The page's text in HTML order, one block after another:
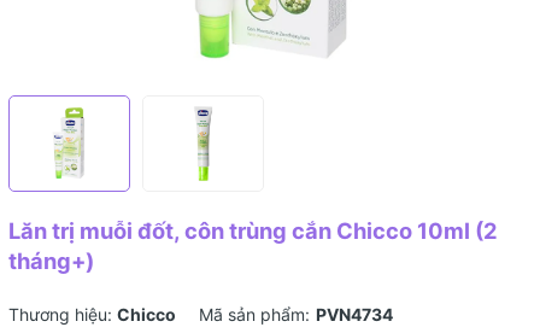
Lăn trị muỗi đốt, côn trùng cắn Chicco 10ml (2
tháng+)
Thương hiệu: Chicco Mã sản phẩm: PVN4734